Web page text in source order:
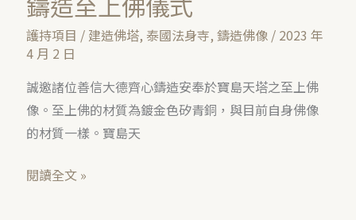
護持項目 / 建造佛塔, 泰國法身寺, 鑄造佛像/ 2023 年
4 月 2 日
誠邀諸位善信大德齊心鑄造安奉於寶島天塔之至上佛
像。至上佛的材質為鍍金色矽青銅，與目前自身佛像
的材質一樣。寶島天
閱讀全文 »